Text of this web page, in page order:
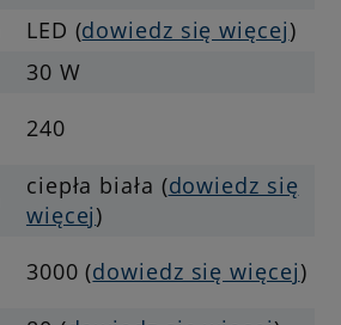
LED (dowiedz się więcej)
30 W
240
ciepła biała (dowiedz się
więcej)
3000 (dowiedz się więcej)